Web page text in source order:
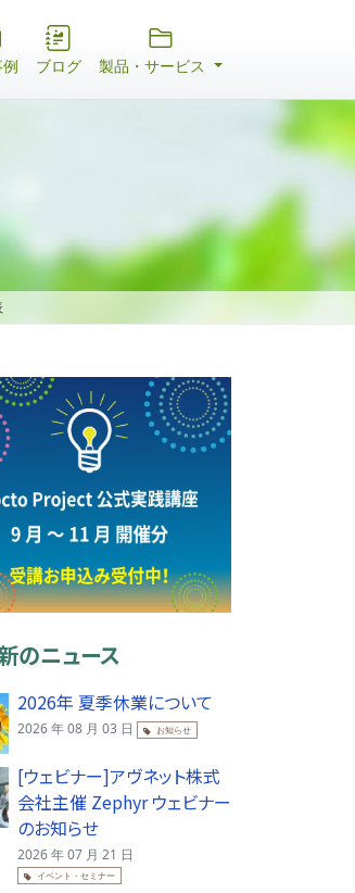
ブログ 製品・サービス
のニュース
2026年 夏季休業について
2026 年 08 月 03 日 お知らせ
[ウェビナー]アヴネット株式
会社主催 Zephyr ウェビナー
のお知らせ
2026 年 07 月 21 日
イベント・セミナー